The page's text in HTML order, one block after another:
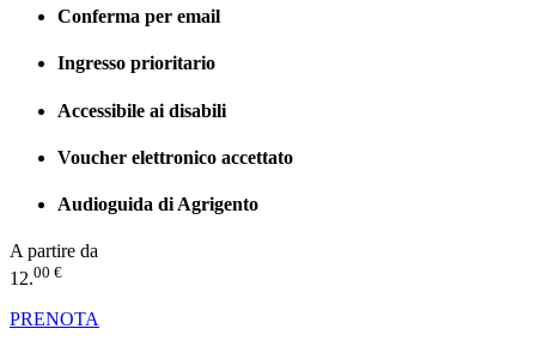
Conferma per email
Ingresso prioritario
Accessibile ai disabili
Voucher elettronico accettato
Audioguida di Agrigento
A partire da
12.00 €
PRENOTA